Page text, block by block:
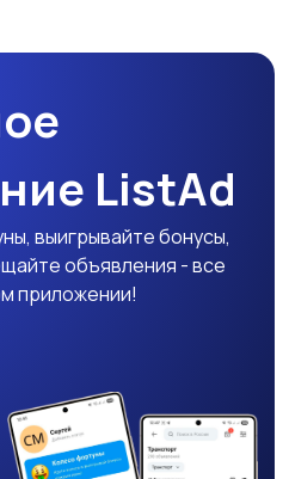
ListAd
выигрывайте бонусы,
объявления - все
приложении!